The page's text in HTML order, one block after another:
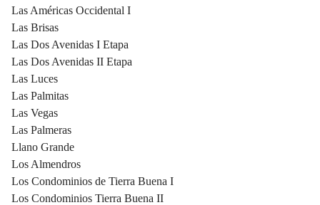
Las Américas Occidental I
Las Brisas
Las Dos Avenidas I Etapa
Las Dos Avenidas II Etapa
Las Luces
Las Palmitas
Las Vegas
Las Palmeras
Llano Grande
Los Almendros
Los Condominios de Tierra Buena I
Los Condominios Tierra Buena II